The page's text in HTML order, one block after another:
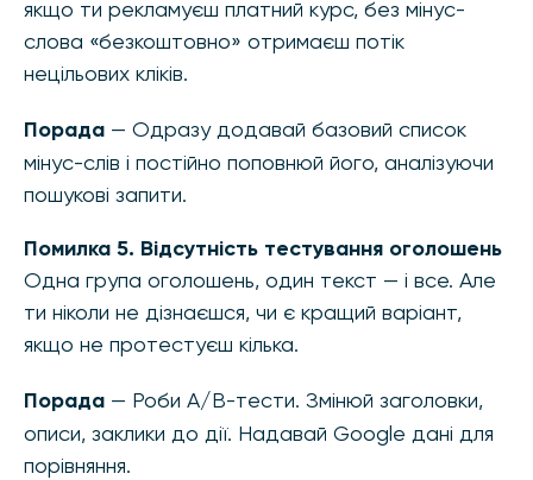
якщо ти рекламуєш платний курс, без мінус-
слова «безкоштовно» отримаєш потік
нецільових кліків.
Порада — Одразу додавай базовий список
мінус-слів і постійно поповнюй його, аналізуючи
пошукові запити.
Помилка 5. Відсутність тестування оголошень
Одна група оголошень, один текст — і все. Але
ти ніколи не дізнаєшся, чи є кращий варіант,
якщо не протестуєш кілька.
Порада — Роби A/B-тести. Змінюй заголовки,
описи, заклики до дії. Надавай Google дані для
порівняння.